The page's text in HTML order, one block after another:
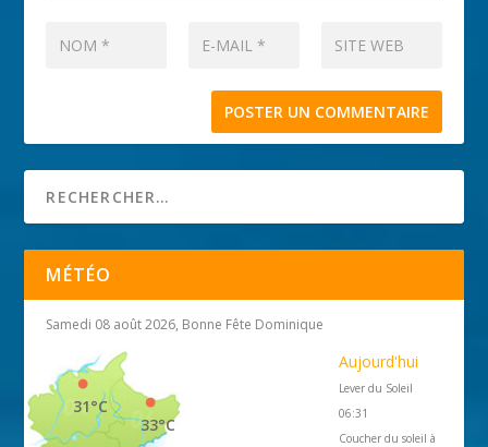
MÉTÉO
Samedi 08 août 2026, Bonne Fête Dominique
33°C
31°C
Aujourd'hui
Lever du Soleil
06:31
Coucher du soleil à